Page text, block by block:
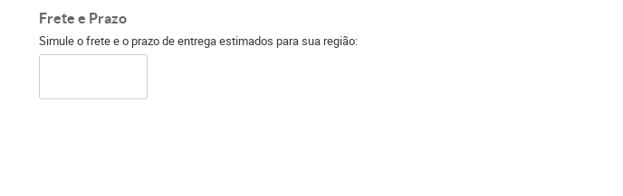
Frete e Prazo
Simule o frete e o prazo de entrega estimados para sua região: